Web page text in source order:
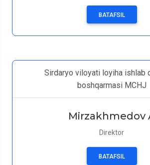
BATAFSIL
Sirdaryo viloyati loyiha ishlab
boshqarmasi MCHJ
Mirzakhmedov
Direktor
BATAFSIL